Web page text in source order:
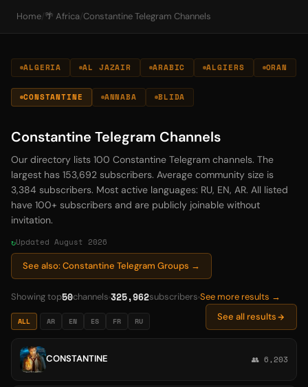
Home/ 🌴 Africa/Constantine Telegram Channels
ALGERIA AL JAZAIR ARABIC ALGIERS ORAN
CONSTANTINE ANNABA BLIDA
Constantine Telegram Channels
Our directory lists 100 Constantine Telegram channels. The
largest has 153,692 subscribers. Average community size is
3,384 subscribers. Most active languages: RU, EN, AR. All listed
have 100+ subscribers and are publicly joinable without
invitation.
Updated August 2026
See also: Constantine Telegram Groups →
Showing top50channels 325,962subscribers See more results →
ALL AR EN ES FR RU See all results
CONSTANTINE 👥 6,203